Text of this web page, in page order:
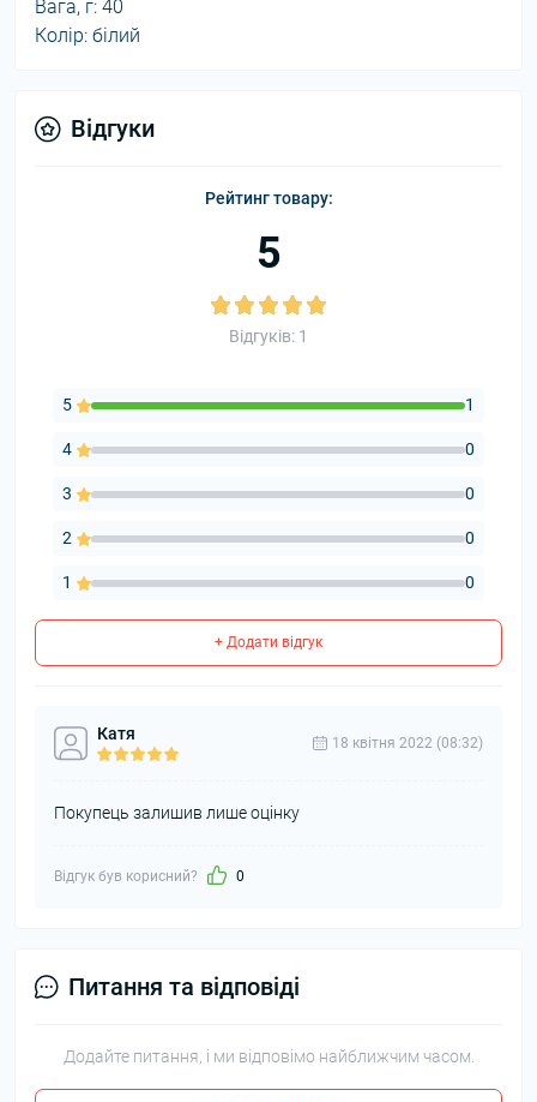
Вага, г: 40
Колір: білий
Відгуки
Рейтинг товару:
5
Відгуків: 1
5 1
4 0
3 0
2 0
1 0
+ Додати відгук
Катя 18 квітня 2022 (08:32)
Покупець залишив лише оцінку
Відгук був корисний? 0
Питання та відповіді
Додайте питання, і ми відповімо найближчим часом.